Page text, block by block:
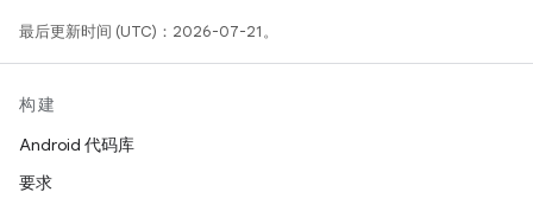
最后更新时间 (UTC)：2026-07-21。
构建
Android 代码库
要求